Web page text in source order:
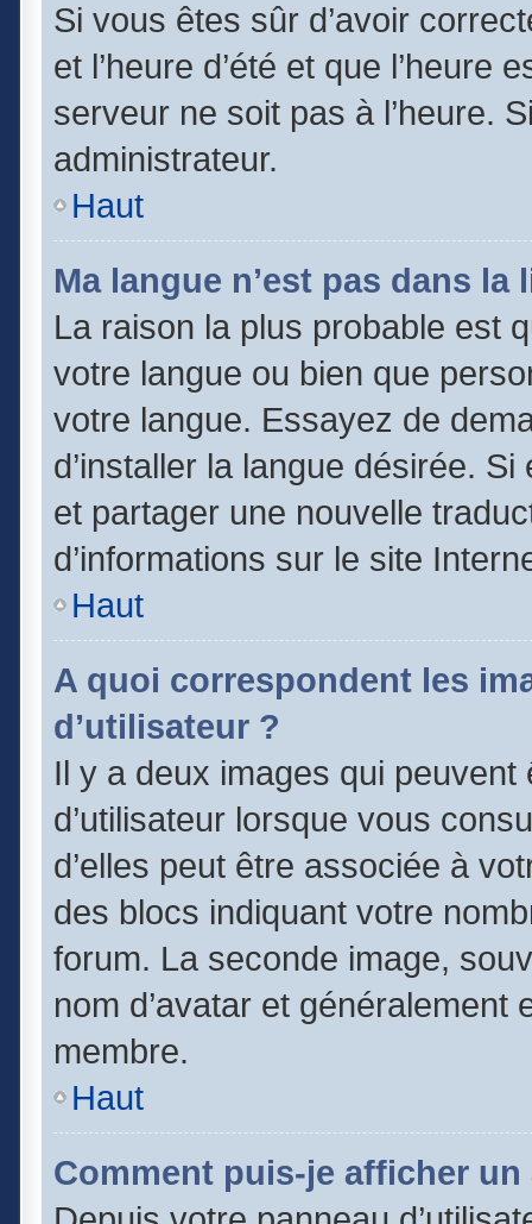
Si vous êtes sûr d’avoir
et l’heure d’été et que
serveur ne soit pas à l’heure.
administrateur.
Haut
Ma langue n’est pas dans la
La raison la plus probable est
votre langue ou bien que
votre langue. Essayez de
d’installer la langue désirée.
et partager une nouvelle
d’informations sur le site
Haut
A quoi correspondent les
d’utilisateur ?
Il y a deux images qui
d’utilisateur lorsque vous
d’elles peut être associée à
des blocs indiquant votre
forum. La seconde image,
nom d’avatar et
membre.
Haut
Comment puis-je afficher un